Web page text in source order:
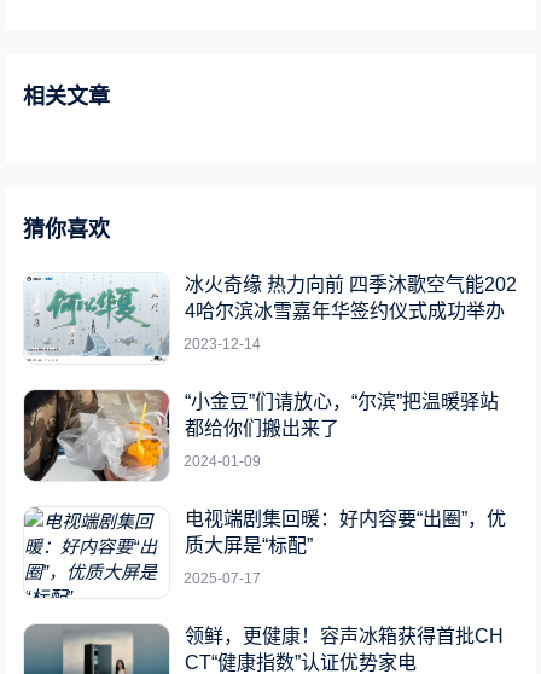
相关文章
猜你喜欢
冰火奇缘 热力向前 四季沐歌空气能202
4哈尔滨冰雪嘉年华签约仪式成功举办
2023-12-14
“小金豆”们请放心，“尔滨”把温暖驿站
都给你们搬出来了
2024-01-09
电视端剧集回暖：好内容要“出圈”，优
质大屏是“标配”
2025-07-17
领鲜，更健康！容声冰箱获得首批CH
CT“健康指数”认证优势家电